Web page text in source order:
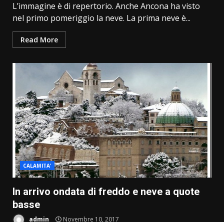
L’immagine è di repertorio. Anche Ancona ha visto
nel primo pomeriggio la neve. La prima neve è...
Read More
CALAMITA'
In arrivo ondata di freddo e neve a quote
basse
admin Novembre 10, 2017